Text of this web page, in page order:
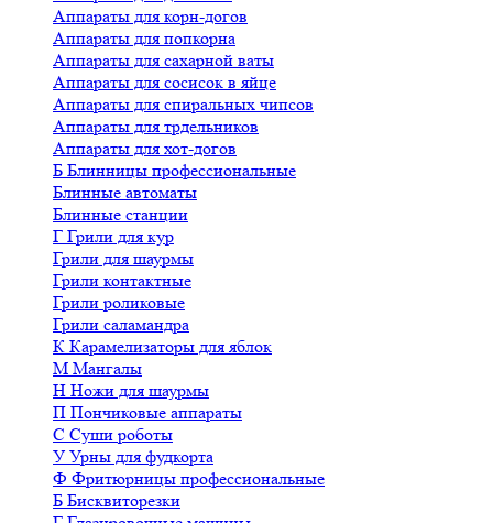
Аппараты для корн-догов
Аппараты для попкорна
Аппараты для сахарной ваты
Аппараты для сосисок в яйце
Аппараты для спиральных чипсов
Аппараты для трдельников
Аппараты для хот-догов
Б Блинницы профессиональные
Блинные автоматы
Блинные станции
Г Грили для кур
Грили для шаурмы
Грили контактные
Грили роликовые
Грили саламандра
К Карамелизаторы для яблок
М Мангалы
Н Ножи для шаурмы
П Пончиковые аппараты
С Суши роботы
У Урны для фудкорта
Ф Фритюрницы профессиональные
Б Бисквиторезки